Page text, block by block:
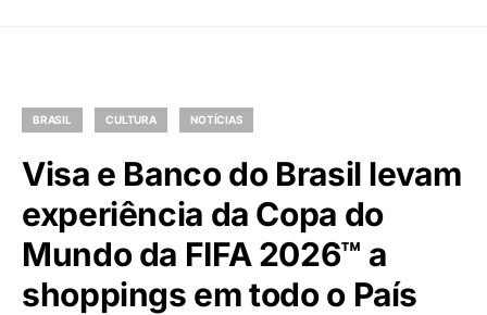
BRASIL CULTURA NOTÍCIAS
Visa e Banco do Brasil levam
experiência da Copa do
Mundo da FIFA 2026™ a
shoppings em todo o País